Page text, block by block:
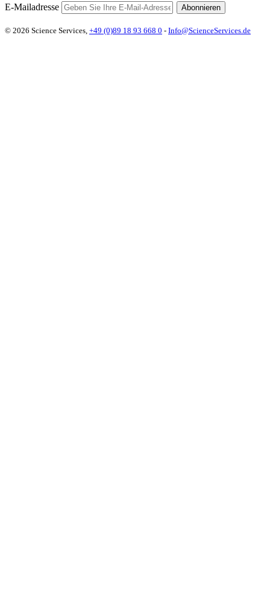
E-Mailadresse Abonnieren
© 2026 Science Services, +49 (0)89 18 93 668 0 - Info@ScienceServices.de